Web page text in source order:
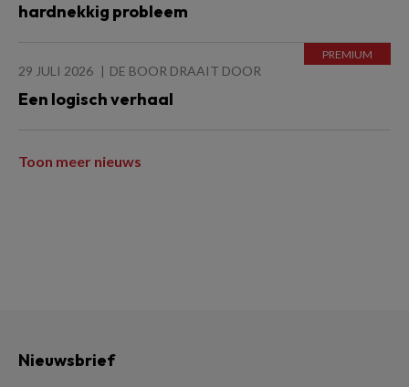
hardnekkig probleem
29 JULI 2026 DE BOOR DRAAIT DOOR
Een logisch verhaal
Toon meer nieuws
Nieuwsbrief